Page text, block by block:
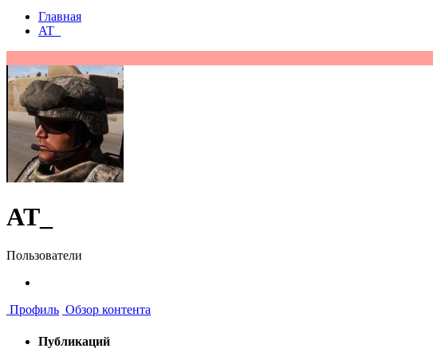
Главная
AT_
AT_
Пользователи
Профиль Обзор контента
Публикаций